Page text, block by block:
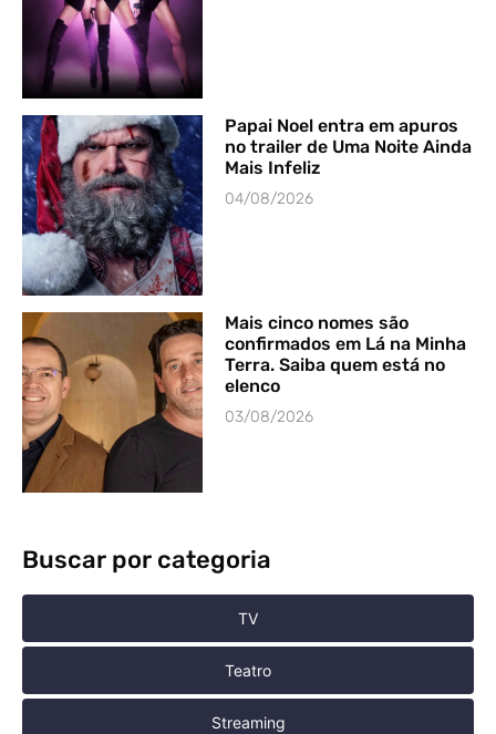
Papai Noel entra em apuros
no trailer de Uma Noite Ainda
Mais Infeliz
04/08/2026
Mais cinco nomes são
confirmados em Lá na Minha
Terra. Saiba quem está no
elenco
03/08/2026
Buscar por categoria
TV
Teatro
Streaming